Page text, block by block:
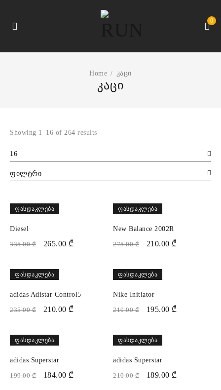
0
Home / კაცი
კაცი
ფილტრი
Showing 1–16 of 264 results
16
ᲤᲐᲡᲓᲐᲙᲚᲔᲑᲐ
Diesel
335.00₾ 265.00 ₾
ᲤᲐᲡᲓᲐᲙᲚᲔᲑᲐ
New Balance 2002R
275.00₾ 210.00 ₾
ᲤᲐᲡᲓᲐᲙᲚᲔᲑᲐ
adidas Adistar Control5
235.00₾ 210.00 ₾
ᲤᲐᲡᲓᲐᲙᲚᲔᲑᲐ
Nike Initiator
210.00₾ 195.00 ₾
ᲤᲐᲡᲓᲐᲙᲚᲔᲑᲐ
adidas Superstar
199.00₾ 184.00 ₾
ᲤᲐᲡᲓᲐᲙᲚᲔᲑᲐ
adidas Superstar
210.00₾ 189.00 ₾